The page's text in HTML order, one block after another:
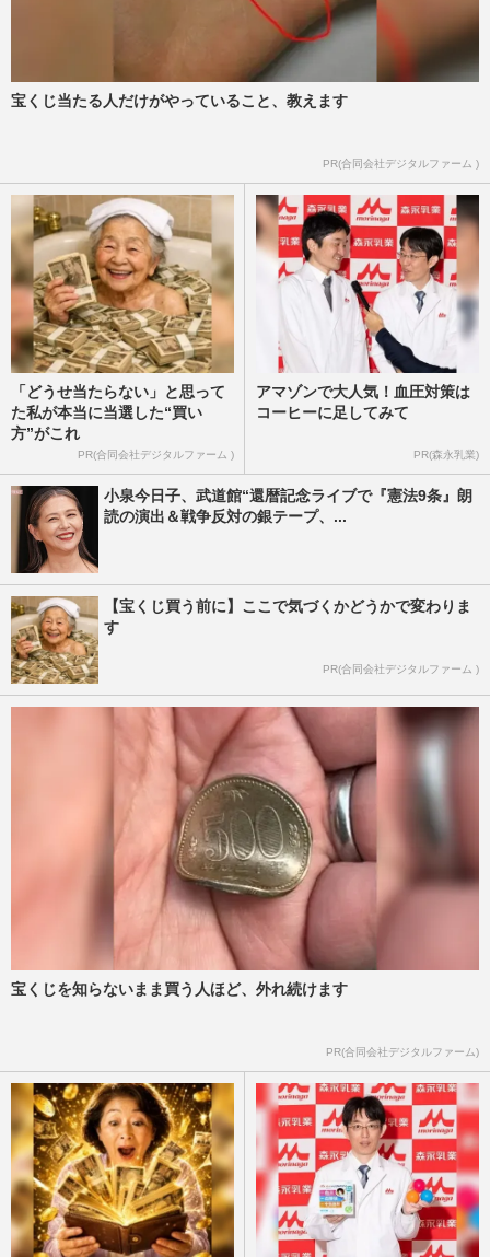
長谷川京子46歳の美しすぎる“ほうれい線
ゼロ”衝撃すっぴん姿が波紋「全くシワが
ないのが逆に怖い」
週刊女性PRIME
長谷川京子が『酒のツマミになる話』で吐
美魔女キャラがもはやネ…
週刊女性PRIME 2025/2/11
宝くじ当たる人だけがやっていること、教えます
PR(合同会社デジタルファーム )
「どうせ当たらない」と思って
た私が本当に当選した“買い
方”がこれ
PR(合同会社デジタルファーム )
アマゾンで大人気！血圧対策は
コーヒーに足してみて
PR(森永乳業)
小泉今日子、武道館“還暦記念ライブで『憲法9条』朗
読の演出＆戦争反対の銀テープ、...
【宝くじ買う前に】ここで気づくかどうかで変わりま
す
PR(合同会社デジタルファーム )
宝くじを知らないまま買う人ほど、外れ続けます
PR(合同会社デジタルファーム)